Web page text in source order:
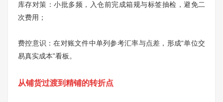
库存对策：小批多频，入仓前完成箱规与标签抽检，避免二
次费用；
费控意识：在对账文件中单列参考汇率与点差，形成“单位交
易真实成本”看板。
从铺货过渡到精铺的转折点